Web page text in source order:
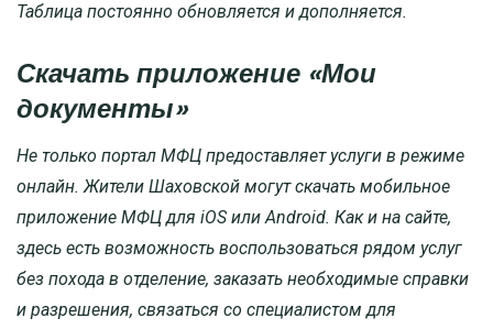
Таблица постоянно обновляется и дополняется.
Скачать приложение «Мои
документы»
Не только портал МФЦ предоставляет услуги в режиме
онлайн. Жители Шаховской могут скачать мобильное
приложение МФЦ для iOS или Android. Как и на сайте,
здесь есть возможность воспользоваться рядом услуг
без похода в отделение, заказать необходимые справки
и разрешения, связаться со специалистом для